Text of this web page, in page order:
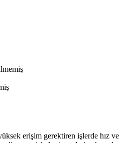
erişim gerektiren işlerde hız ve